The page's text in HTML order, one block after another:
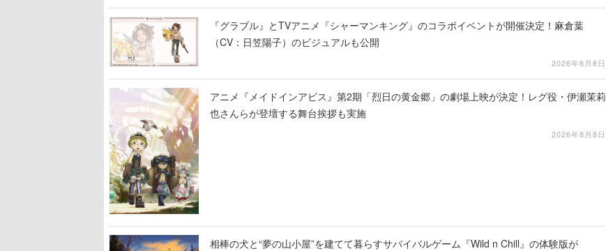
『グラブル』とTVアニメ『シャーマンキング』のコラボイベントが開催決定！麻倉葉
（CV：日笠陽子）のビジュアルも公開
2026年8月8日
アニメ『メイドインアビス』第2期「烈日の黄金郷」の劇場上映が決定！レグ役・伊瀬茉莉
也さんらが登壇する舞台挨拶も実施
2026年8月8日
相棒の犬と“夢の山小屋”を建てて暮らすサバイバルゲーム『Wild n Chill』の体験版が